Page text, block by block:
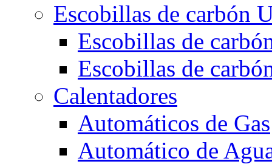
Escobillas de carbón
Escobillas de
Escobillas de
Calentadores
Automáticos de Gas
Automático de